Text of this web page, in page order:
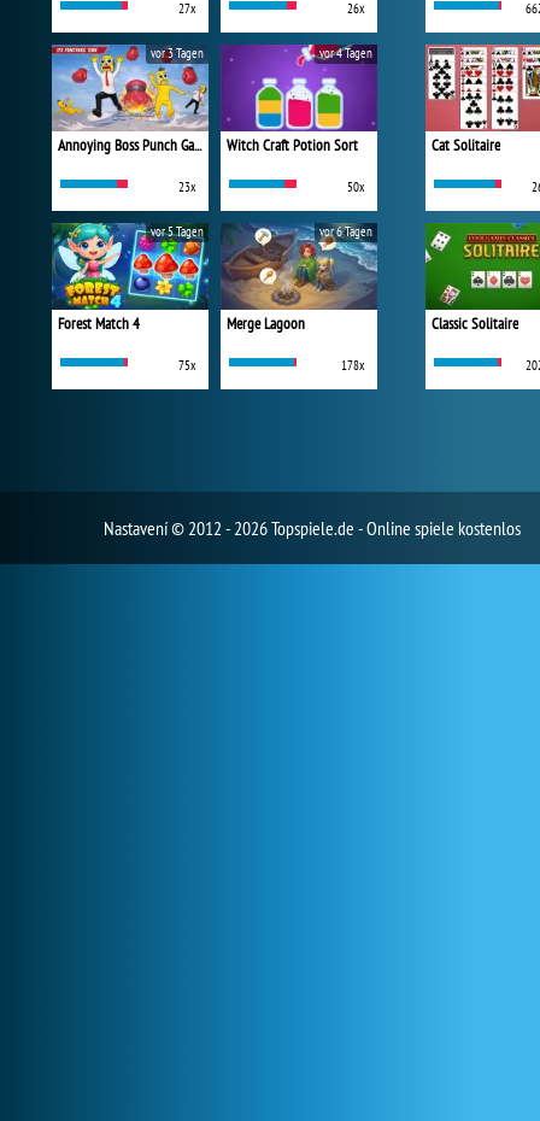
27x 26x
Annoying Boss Punch Game
23x
vor 3 Tagen
Witch Craft Potion Sort
50x
vor 4 Tagen
Forest Match 4
75x
vor 5 Tagen
Merge Lagoon
178x
vor 6 Tagen
Cat Solitaire
Classic Solitaire
Nastavení© 2012 - 2026 Topspiele.de - Online spiele kostenlos